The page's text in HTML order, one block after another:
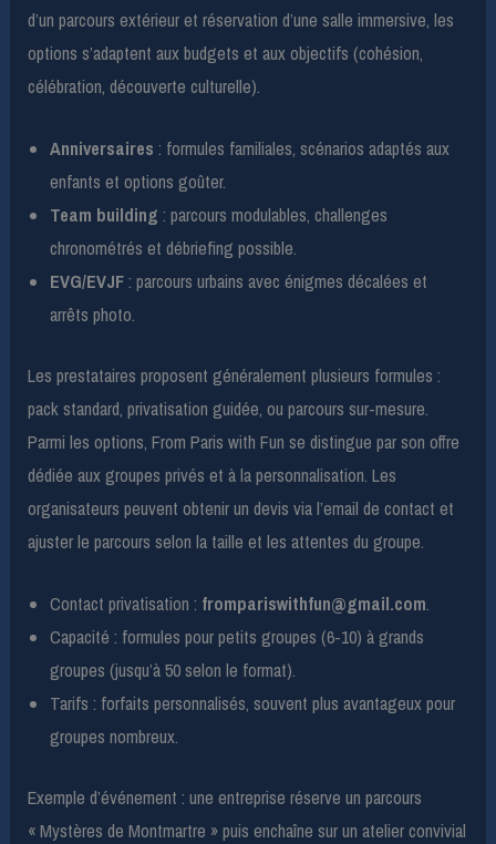
d’un parcours extérieur et réservation d’une salle immersive, les
options s’adaptent aux budgets et aux objectifs (cohésion,
célébration, découverte culturelle).
Anniversaires : formules familiales, scénarios adaptés aux
enfants et options goûter.
Team building : parcours modulables, challenges
chronométrés et débriefing possible.
EVG/EVJF: parcours urbains avec énigmes décalées et
arrêts photo.
Les prestataires proposent généralement plusieurs formules :
pack standard, privatisation guidée, ou parcours sur-mesure.
Parmi les options, From Paris with Fun se distingue par son offre
dédiée aux groupes privés et à la personnalisation. Les
organisateurs peuvent obtenir un devis via l’email de contact et
ajuster le parcours selon la taille et les attentes du groupe.
Contact privatisation : frompariswithfun@gmail.com.
Capacité : formules pour petits groupes (6-10) à grands
groupes (jusqu’à 50 selon le format).
Tarifs : forfaits personnalisés, souvent plus avantageux pour
groupes nombreux.
Exemple d’événement : une entreprise réserve un parcours
« Mystères de Montmartre » puis enchaîne sur un atelier convivial